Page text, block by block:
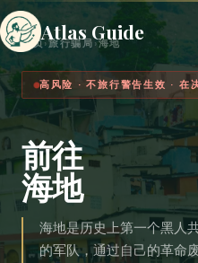
Atlas Guide
首页›旅行骗局 ›海地
高风险 · 不旅行警告生效 · 在
前往
海地
海地是历史上第一个黑人
的军队，通过自己的革命